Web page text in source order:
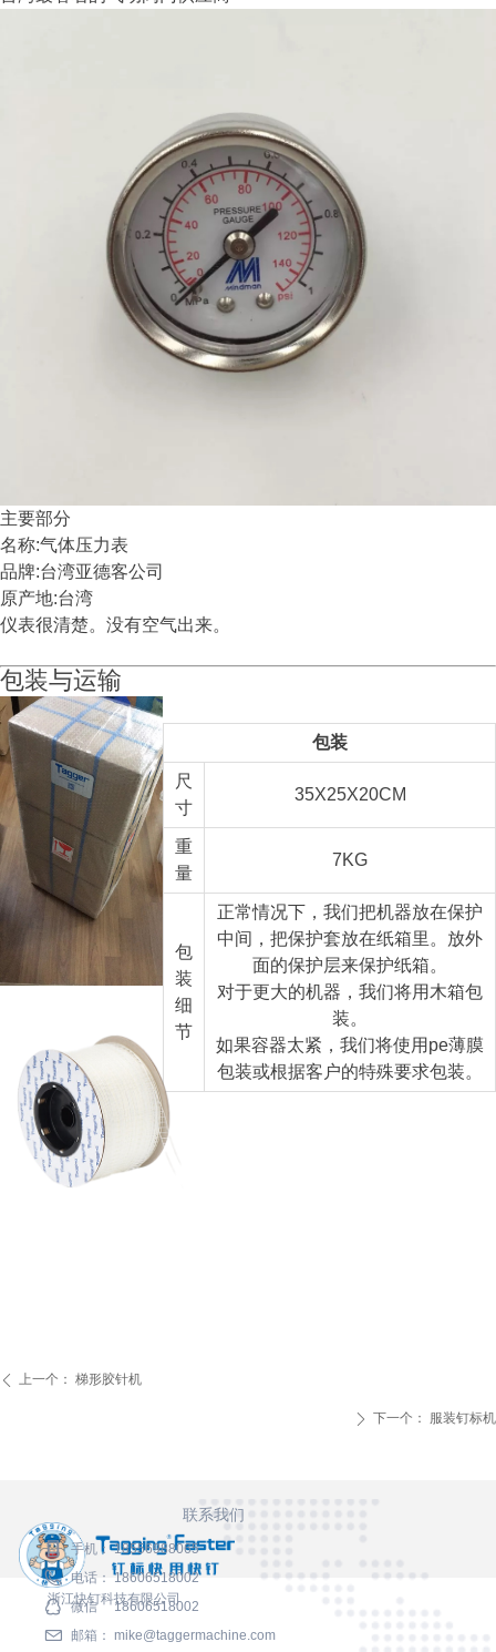
主要部分
名称:气体压力表
品牌:台湾亚德客公司
原产地:台湾
仪表很清楚。没有空气出来。
包装与运输
包装
尺
寸
35X25X20CM
重
量
7KG
包
装
细
节
正常情况下，我们把机器放在保护
中间，把保护套放在纸箱里。放外
面的保护层来保护纸箱。
对于更大的机器，我们将用木箱包
装。
如果容器太紧，我们将使用pe薄膜
包装或根据客户的特殊要求包装。
ꄴ 上一个： 梯形胶针机
ꄲ 下一个： 服装钉标机
联系我们
手机： 18556988065
电话： 18606518002
微信
18606518002
邮箱： mike@taggermachine.com
浙江快钉科技有限公司